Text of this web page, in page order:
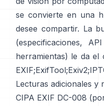
se convierte en una
desee compartir. La
(especificaciones,
herramientas) le da el
EXIF;ExifTool;Exiv2;
Lecturas adicionales y
CIPA EXIF DC-008